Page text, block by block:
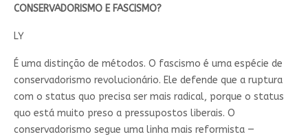
CONSERVADORISMO E FASCISMO?
LY
É uma distinção de métodos. O fascismo é uma espécie de
conservadorismo revolucionário. Ele defende que a ruptura
com o status quo precisa ser mais radical, porque o status
quo está muito preso a pressupostos liberais. O
conservadorismo segue uma linha mais reformista —